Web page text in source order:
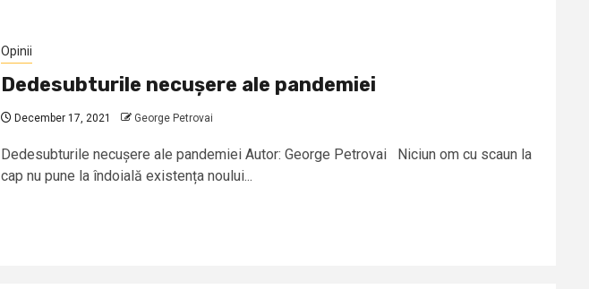
Opinii
Dedesubturile necușere ale pandemiei
December 17, 2021 George Petrovai
Dedesubturile necușere ale pandemiei Autor: George Petrovai Niciun om cu scaun la
cap nu pune la îndoială existența noului...